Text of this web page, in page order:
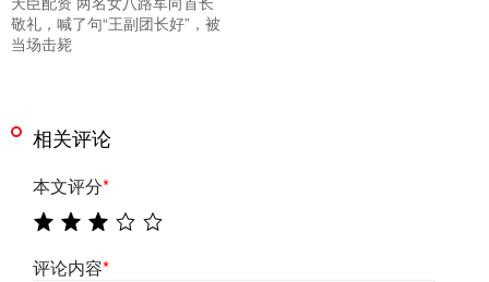
敬礼，喊了句“王副团长好”，被
当场击毙
相关评论
本文评分*
评论内容*